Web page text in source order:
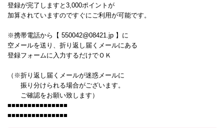
登録が完了しますと3,000ポイントが
加算されていますのですぐにご利用が可能です。
※携帯電話から【 550042@08421.jp 】に
空メールを送り、折り返し届くメールにある
登録フォームに入力するだけでＯＫ
（※折り返し届くメールが迷惑メールに
振り分けられる場合がございます。
ご確認をお願い致します）
■■■■■■■■■■■■■■■
■■■■■■■■■■■■■■■